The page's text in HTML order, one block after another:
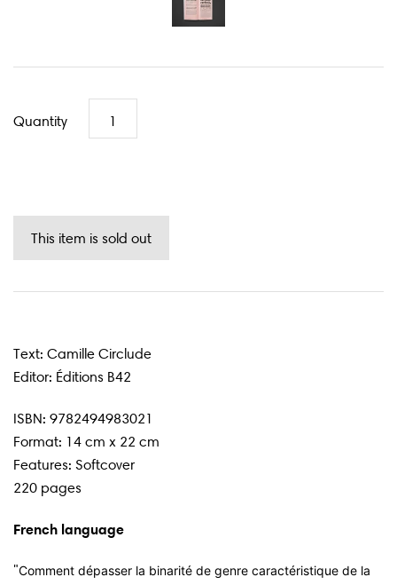
Quantity
Text: Camille Circlude
Editor: Éditions B42
ISBN: 9782494983021
Format: 14 cm x 22 cm
Features: Softcover
220 pages
French language
"Comment dépasser la binarité de genre caractéristique de la